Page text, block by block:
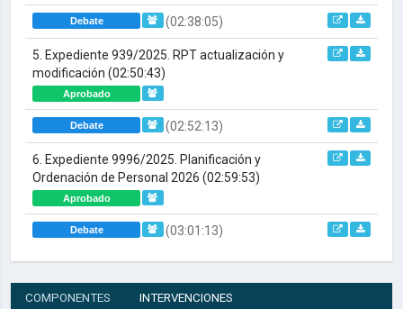
Debate (02:38:05)
5. Expediente 939/2025. RPT actualización y
modificación (02:50:43)
Aprobado
Debate (02:52:13)
6. Expediente 9996/2025. Planificación y
Ordenación de Personal 2026 (02:59:53)
Aprobado
Debate (03:01:13)
COMPONENTES INTERVENCIONES